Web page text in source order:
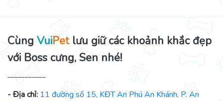
Cùng VuiPetlưu giữ các khoảnh khắc đẹp
với Boss cưng, Sen nhé!
- Địa chỉ: 11 đường số 15, KĐT An Phú An Khánh, P. An